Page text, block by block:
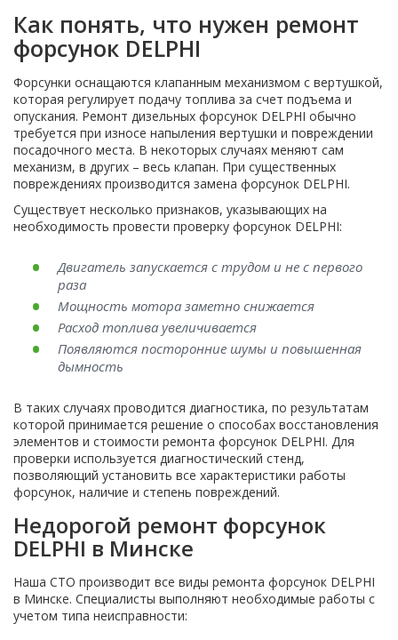
Как понять, что нужен ремонт
форсунок DELPHI
Форсунки оснащаются клапанным механизмом с вертушкой,
которая регулирует подачу топлива за счет подъема и
опускания. Ремонт дизельных форсунок DELPHI обычно
требуется при износе напыления вертушки и повреждении
посадочного места. В некоторых случаях меняют сам
механизм, в других – весь клапан. При существенных
повреждениях производится замена форсунок DELPHI.
Существует несколько признаков, указывающих на
необходимость провести проверку форсунок DELPHI:
Двигатель запускается с трудом и не с первого
раза
Мощность мотора заметно снижается
Расход топлива увеличивается
Появляются посторонние шумы и повышенная
дымность
В таких случаях проводится диагностика, по результатам
которой принимается решение о способах восстановления
элементов и стоимости ремонта форсунок DELPHI. Для
проверки используется диагностический стенд,
позволяющий установить все характеристики работы
форсунок, наличие и степень повреждений.
Недорогой ремонт форсунок
DELPHI в Минске
Наша СТО производит все виды ремонта форсунок DELPHI
в Минске. Специалисты выполняют необходимые работы с
учетом типа неисправности: